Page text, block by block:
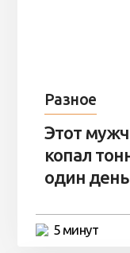
Разное
Этот
копал
один день
5 минут